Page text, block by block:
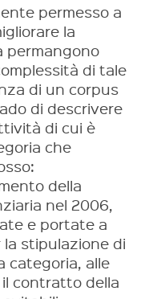
permesso a
la
permangono
di tale
di un corpus
di descrivere
di cui è
che
della
nel 2006,
e portate a
stipulazione di
categoria, alle
contratto della